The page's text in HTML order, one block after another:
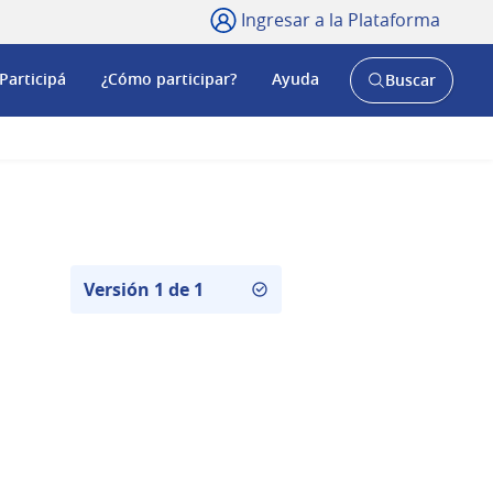
Ingresar a la Plataforma
Participá ¿Cómo participar? Ayuda
AbrirBuscar
Versión 1 de 1